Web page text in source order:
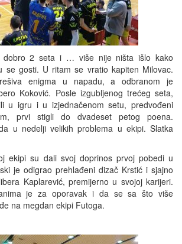
dobro 2 seta i … više nije ništa išlo kako
se gosti. U ritam se vratio kapiten Milovac.
enigma u napadu, a odbranom je
Koković. Posle izgubljenog trećeg seta,
u igru i u izjednačenom setu, predvođeni
prvi stigli do dvadeset petog poena.
u nedelji velikih problema u ekipi. Slatka
ekipi su dali svoj doprinos prvoj pobedi u
je odigrao prehlađeni dizač Krstić i sjajno
Kaplarević, premijerno u svojoj karijeri.
je za oporavak i da se sa što više
na megdan ekipi Futoga.